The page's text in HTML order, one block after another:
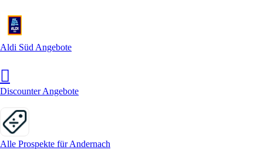
Aldi Süd Angebote
Discounter Angebote
Alle Prospekte für Andernach